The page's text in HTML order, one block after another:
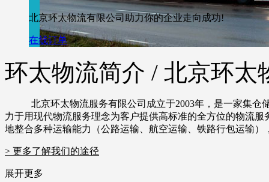
北京环太物流有限公司助力你的企业走向成功!
在线订单
环太物流简介 / 北京环太
北京环太物流服务有限公司成立于2003年，是一家集
力于用现代物流服务理念为客户提供高标准的全方位的物流
地整合多种运输能力（公路运输、航空运输、铁路行包运输
> 更多了解我们的途径
展开更多